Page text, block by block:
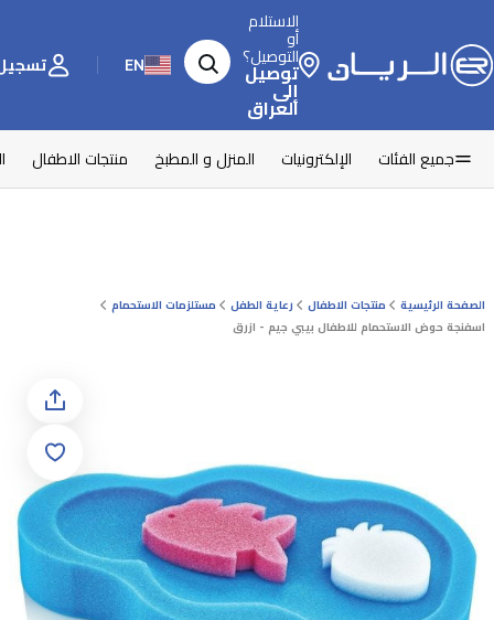
الاستلام
أو
التوصيل؟
توصيل
إلى
العراق
EN تسجيل
جميع الفئات الإلكترونيات المنزل و المطبخ منتجات الاطفال
الصفحة الرئيسية منتجات الاطفال رعاية الطفل
مستلزمات الاستحمام
اسفنجة حوض الاستحمام للاطفال بيبي جيم - ازرق